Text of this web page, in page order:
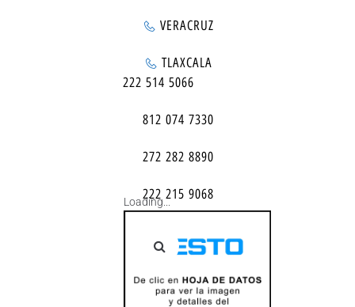
VERACRUZ
TLAXCALA
222 514 5066
812 074 7330
272 282 8890
222 215 9068
Loading...